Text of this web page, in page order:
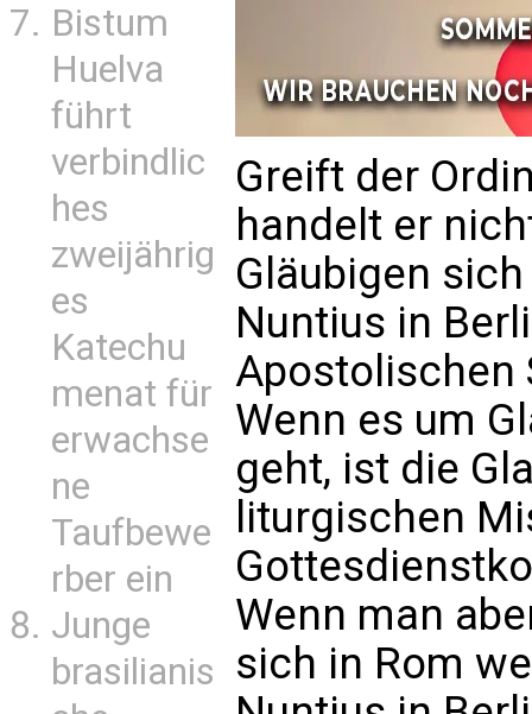
Bistum
Huelva
führt
verbindlic
hes
zweijährig
es
Katechu
menat für
erwachse
ne
Taufbewe
rber ein
Junge
brasilianis
Greift der
handelt er
Gläubigen
Nuntius in
Apostolischen
Wenn es um
geht, ist die
liturgischen
Wenn man
sich in Rom